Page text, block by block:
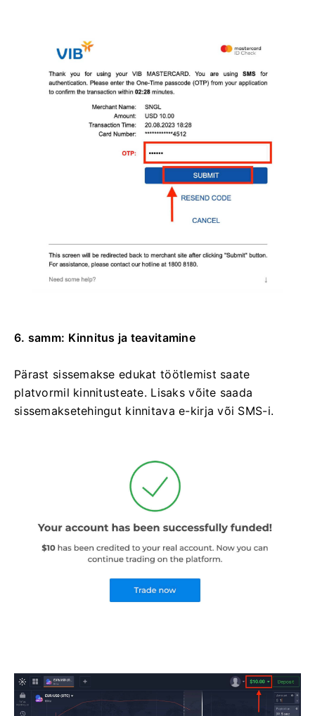
6. samm: Kinnitus ja teavitamine
Pärast sissemakse edukat töötlemist saate
platvormil kinnitusteate. Lisaks võite saada
sissemaksetehingut kinnitava e-kirja või SMS-i.